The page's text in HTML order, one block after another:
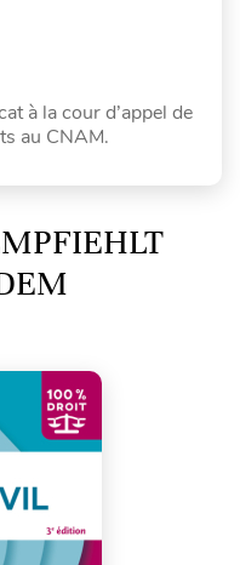
à la cour d’appel de
au CNAM.